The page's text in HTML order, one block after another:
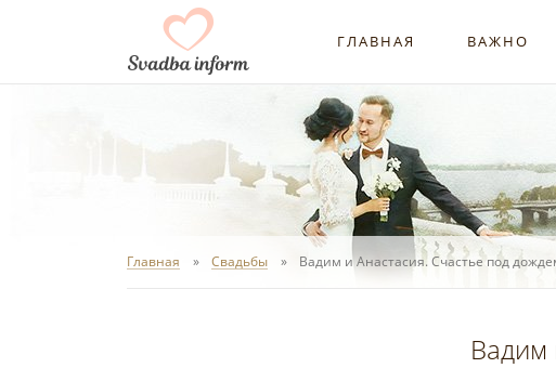
ГЛАВНАЯ ВАЖНО
Главная Свадьбы Вадим и Анастасия. Счастье под
Вадим